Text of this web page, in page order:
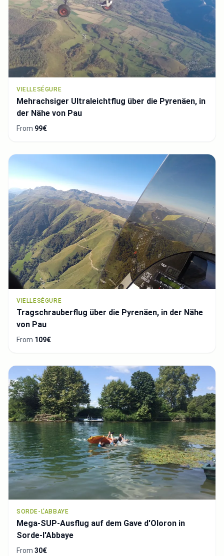
VIELLESÉGURE
Mehrachsiger Ultraleichtflug über die Pyrenäen, in
der Nähe von Pau
From 99€
VIELLESÉGURE
Tragschrauberflug über die Pyrenäen, in der Nähe
von Pau
From 109€
SORDE-L'ABBAYE
Mega-SUP-Ausflug auf dem Gave d'Oloron in
Sorde-l'Abbaye
From 30€